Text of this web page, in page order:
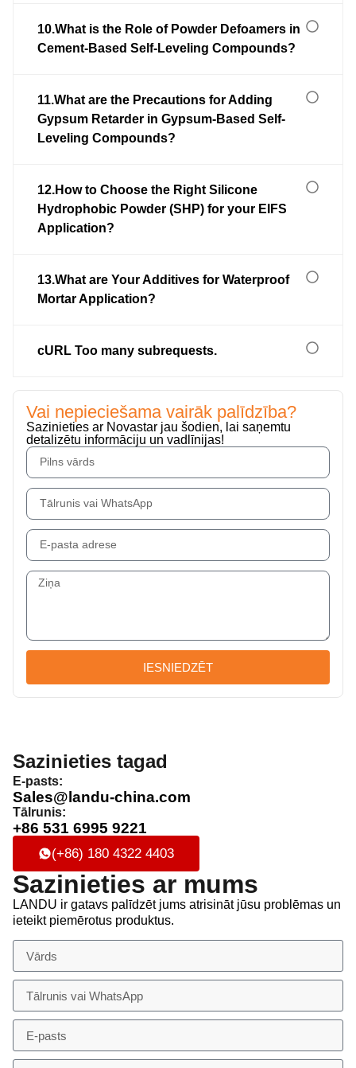
10.What is the Role of Powder Defoamers in
Cement-Based Self-Leveling Compounds?
11.What are the Precautions for Adding
Gypsum Retarder in Gypsum-Based Self-
Leveling Compounds?
12.How to Choose the Right Silicone
Hydrophobic Powder (SHP) for your EIFS
Application?
13.What are Your Additives for Waterproof
Mortar Application?
cURL Too many subrequests.
Vai nepieciešama vairāk palīdzība?
Sazinieties ar Novastar jau šodien, lai saņemtu
detalizētu informāciju un vadlīnijas!
IESNIEDZĒT
Sazinieties tagad
E-pasts:
Sales@landu-china.com
Tālrunis:
+86 531 6995 9221
(+86) 180 4322 4403
Sazinieties ar mums
LANDU ir gatavs palīdzēt jums atrisināt jūsu problēmas un
ieteikt piemērotus produktus.